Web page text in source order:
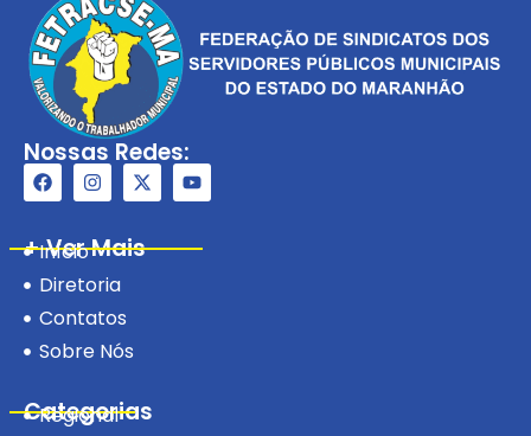
Nossas Redes:
+ Ver Mais
Início
Diretoria
Contatos
Sobre Nós
Categorias
Regional